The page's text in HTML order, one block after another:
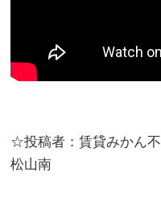
☆投稿者：賃貸みかん
松山南